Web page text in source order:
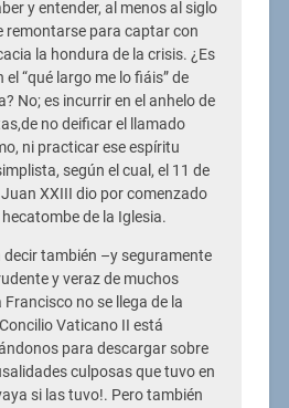
y entender, al menos al siglo
remontarse para captar con
la hondura de la crisis. ¿Es
“qué largo me lo fiáis” de
No; es incurrir en el anhelo de
no deificar el llamado
ni practicar ese espíritu
según el cual, el 11 de
XXIII dio por comenzado
hecatombe de la Iglesia.
decir también –y seguramente
y veraz de muchos
Francisco no se llega de la
Vaticano II está
para descargar sobre
culposas que tuvo en
si las tuvo!. Pero también